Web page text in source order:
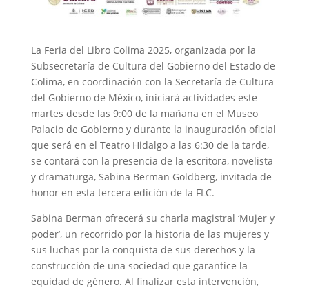
La Feria del Libro Colima 2025, organizada por la
Subsecretaría de Cultura del Gobierno del Estado de
Colima, en coordinación con la Secretaría de Cultura
del Gobierno de México, iniciará actividades este
martes desde las 9:00 de la mañana en el Museo
Palacio de Gobierno y durante la inauguración oficial
que será en el Teatro Hidalgo a las 6:30 de la tarde,
se contará con la presencia de la escritora, novelista
y dramaturga, Sabina Berman Goldberg, invitada de
honor en esta tercera edición de la FLC.
Sabina Berman ofrecerá su charla magistral ‘Mujer y
poder’, un recorrido por la historia de las mujeres y
sus luchas por la conquista de sus derechos y la
construcción de una sociedad que garantice la
equidad de género. Al finalizar esta intervención,